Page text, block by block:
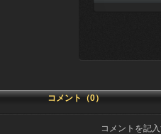
コメント（0）
コメントを記